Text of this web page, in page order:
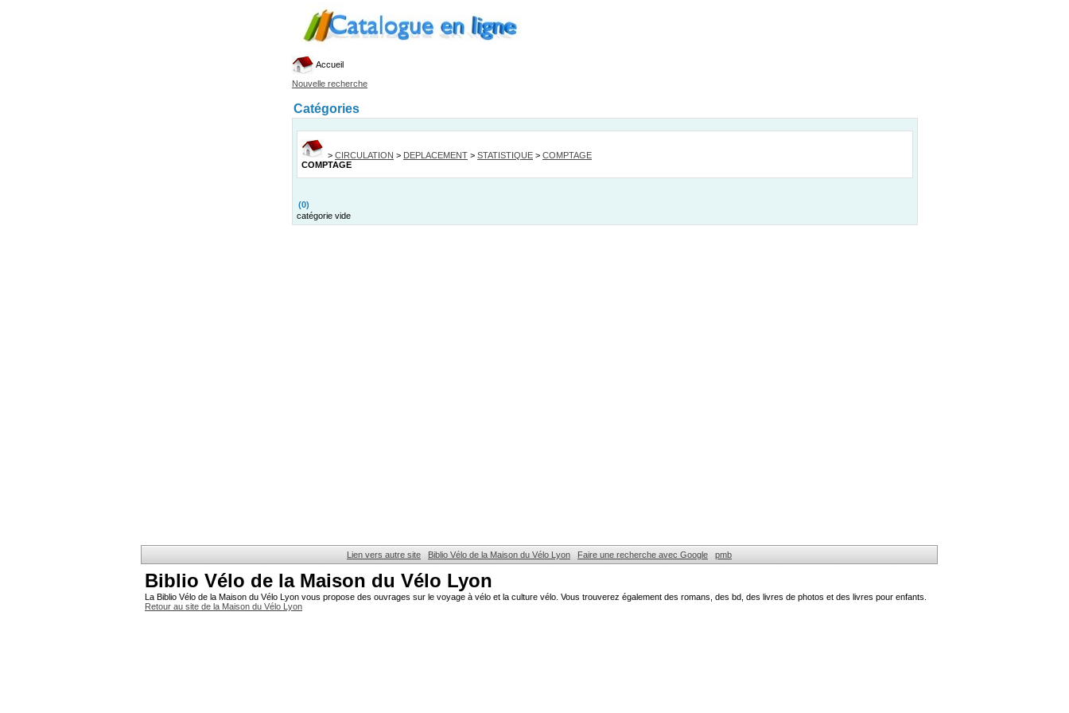
Accueil
Nouvelle recherche
Catégories
> CIRCULATION > DEPLACEMENT > STATISTIQUE > COMPTAGE
COMPTAGE
(0)
catégorie vide
Lien vers autre site Biblio Vélo de la Maison du Vélo Lyon Faire une recherche avec Google pmb
Biblio Vélo de la Maison du Vélo Lyon
La Biblio Vélo de la Maison du Vélo Lyon vous propose des ouvrages sur le voyage à vélo et la culture vélo. Vous trouverez également des romans, des bd, des livres de photos et des livres pour enfants.
Retour au site de la Maison du Vélo Lyon